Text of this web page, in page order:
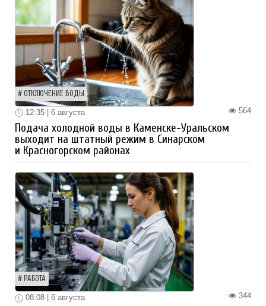
ОТКЛЮЧЕНИЕ ВОДЫ
564
12:35 | 6 августа
Подача холодной воды в Каменске-Уральском
выходит на штатный режим в Синарском
и Красногорском районах
РАБОТА
344
08:08 | 6 августа